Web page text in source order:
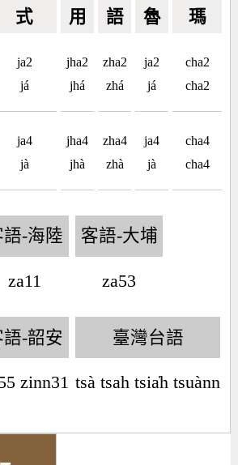
式 用 語 魯 瑪
ja2
já
jha2
jhá
zha2
zhá
ja2
já
cha2
cha2
ja4
jà
jha4
jhà
zha4
zhà
ja4
jà
cha4
cha4
語-海陸
za11
客語-大埔
za53
語-韶安
zinn31
臺灣台語
tsà tsah tsia̍h tsuànn